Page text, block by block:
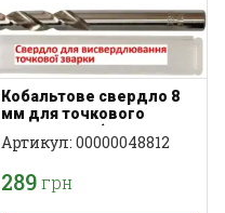
Кобальтове свердло 8
мм для точкового
зварювання (заточка
Split Point)
Артикул: 00000048812
289грн